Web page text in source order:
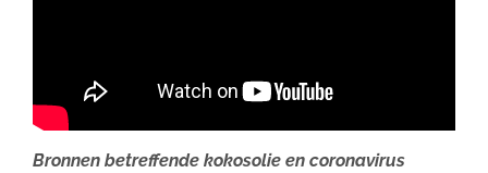
Bronnen betreffende kokosolie en coronavirus